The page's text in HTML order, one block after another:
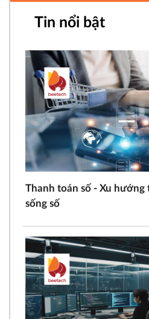
Tin nổi bật
Thanh toán số - Xu hướng
sống số